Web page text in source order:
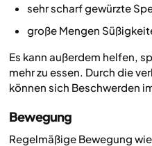
sehr scharf gewürzte
große Mengen
Es kann außerdem helfen,
mehr zu essen. Durch die
können sich Beschwerden
Bewegung
Regelmäßige Bewegung